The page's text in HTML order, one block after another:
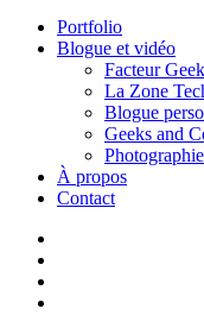
Portfolio
Blogue et vidéo
Facteur
La Zone
Blogue
Geeks and
Photographie
À propos
Contact